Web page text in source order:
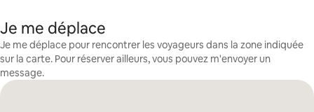
Je me déplace
Je me déplace pour rencontrer les voyageurs dans la zone indiquée
sur la carte. Pour réserver ailleurs, vous pouvez m'envoyer un
message.